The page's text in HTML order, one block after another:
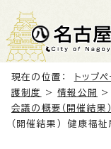
現在の位置： トップ
護制度
>情報公開 >
会議の概要（開催結
（開催結果） 健康福祉